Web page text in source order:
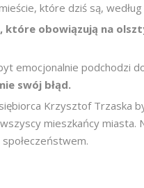
które dziś są,
które obowiązują na
emocjonalnie podchodzi
swój błąd.
Krzysztof Trzaska
mieszkańcy miasta.